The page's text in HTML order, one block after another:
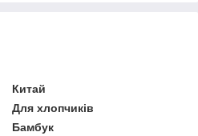
Китай
Для хлопчиків
Бамбук